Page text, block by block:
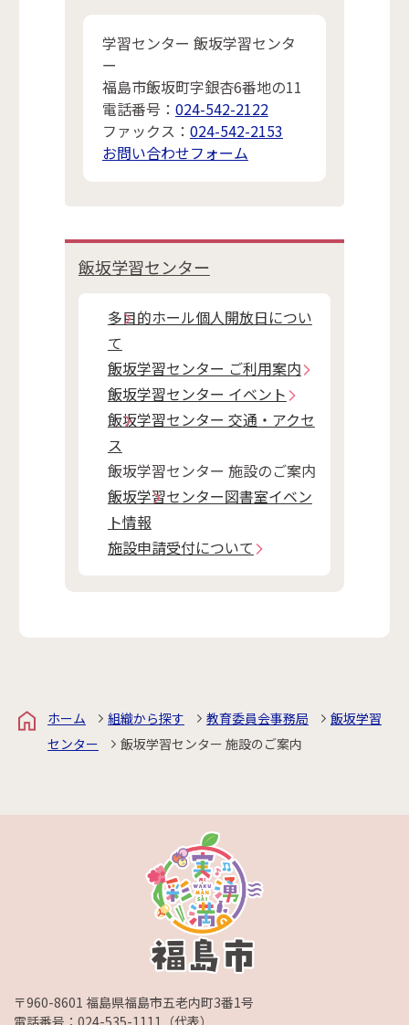
学習センター 飯坂学習センタ
ー
福島市飯坂町字銀杏6番地の11
電話番号： 024-542-2122
ファックス： 024-542-2153
お問い合わせフォーム
飯坂学習センター
多目的ホール個人開放日につい
て
飯坂学習センター ご利用案内
飯坂学習センター イベント
飯坂学習センター 交通・アクセ
ス
飯坂学習センター 施設のご案内
飯坂学習センター図書室イベン
ト情報
施設申請受付について
ホーム 組織から探す 教育委員会事務局
飯坂学習
センター
飯坂学習センター 施設のご案内
〒960-8601 福島県福島市五老内町3番1号